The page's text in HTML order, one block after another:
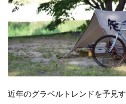
近年のグラベルトレンドを予見